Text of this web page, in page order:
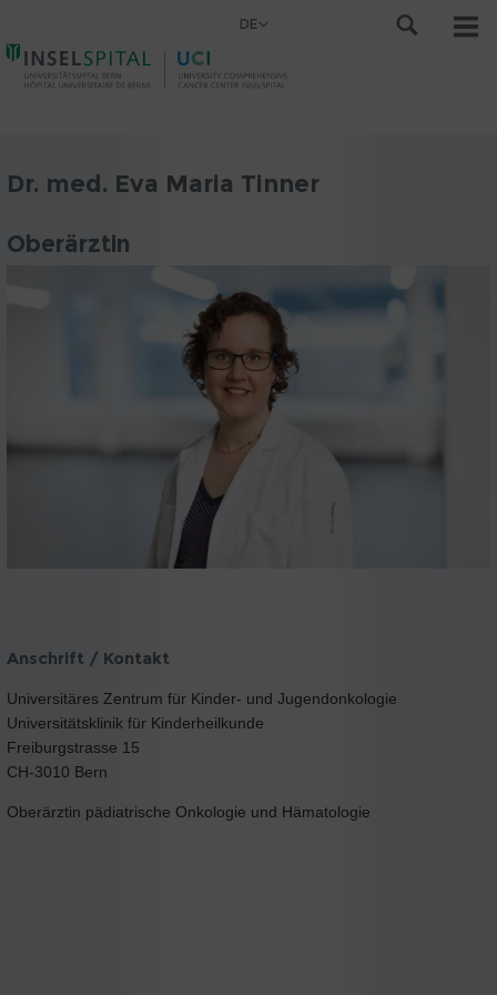
DE
Dr. med. Eva Maria Tinner
Oberärztin
Anschrift / Kontakt
Universitäres Zentrum für Kinder- und Jugendonkologie
Universitätsklinik für Kinderheilkunde
Freiburgstrasse 15
CH-3010 Bern
Oberärztin pädiatrische Onkologie und Hämatologie